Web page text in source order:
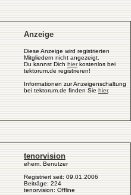
Anzeige
Diese Anzeige wird registrierten
Mitgliedern nicht angezeigt.
Du kannst Dich hierkostenlos bei
tektorum.de registrieren!
Informationen zur Anzeigenschaltung
bei tektorum.de finden Sie hier.
tenorvision
ehem. Benutzer
Registriert seit: 09.01.2006
Beiträge: 224
tenorvision: Offline